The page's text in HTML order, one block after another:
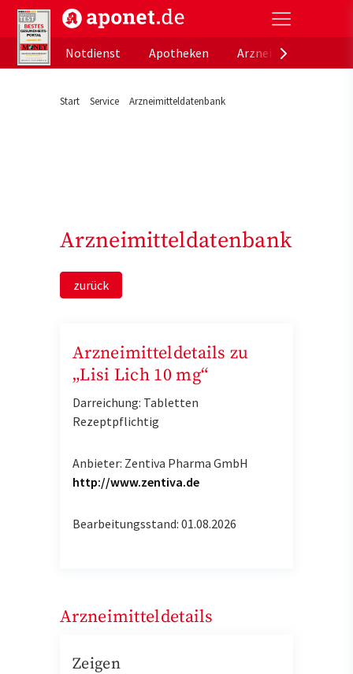
aponet.de - Das offizielle Gesundheitsportal der
Notdienst
Apotheken
Start Service Arzneimitteldatenbank
Arzneimitteldatenbank
zurück
Arzneimitteldetails zu
„Lisi Lich 10 mg“
Darreichung: Tabletten
Rezeptpflichtig
Anbieter: Zentiva Pharma GmbH
http://www.zentiva.de
Bearbeitungsstand: 01.08.2026
Arzneimitteldetails
Zeigen